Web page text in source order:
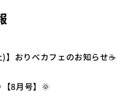
】おりべカフェのお知らせ☕
8月号】🌞